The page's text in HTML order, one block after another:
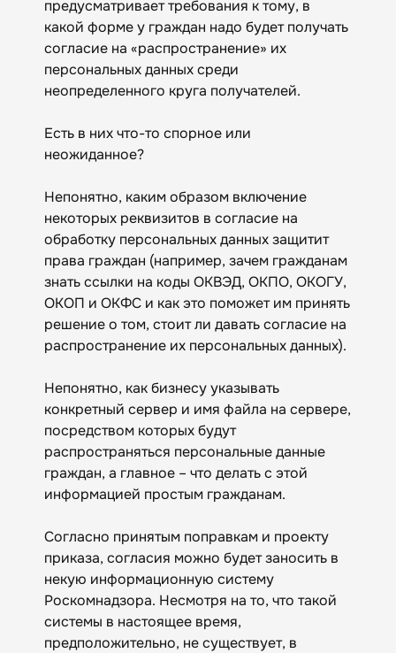
предусматривает требования к тому, в
какой форме у граждан надо будет получать
согласие на «распространение» их
персональных данных среди
неопределенного круга получателей.
Есть в них что-то спорное или
неожиданное?
Непонятно, каким образом включение
некоторых реквизитов в согласие на
обработку персональных данных защитит
права граждан (например, зачем гражданам
знать ссылки на коды ОКВЭД, ОКПО, ОКОГУ,
ОКОП и ОКФС и как это поможет им принять
решение о том, стоит ли давать согласие на
распространение их персональных данных).
Непонятно, как бизнесу указывать
конкретный сервер и имя файла на сервере,
посредством которых будут
распространяться персональные данные
граждан, а главное – что делать с этой
информацией простым гражданам.
Согласно принятым поправкам и проекту
приказа, согласия можно будет заносить в
некую информационную систему
Роскомнадзора. Несмотря на то, что такой
системы в настоящее время,
предположительно, не существует, в